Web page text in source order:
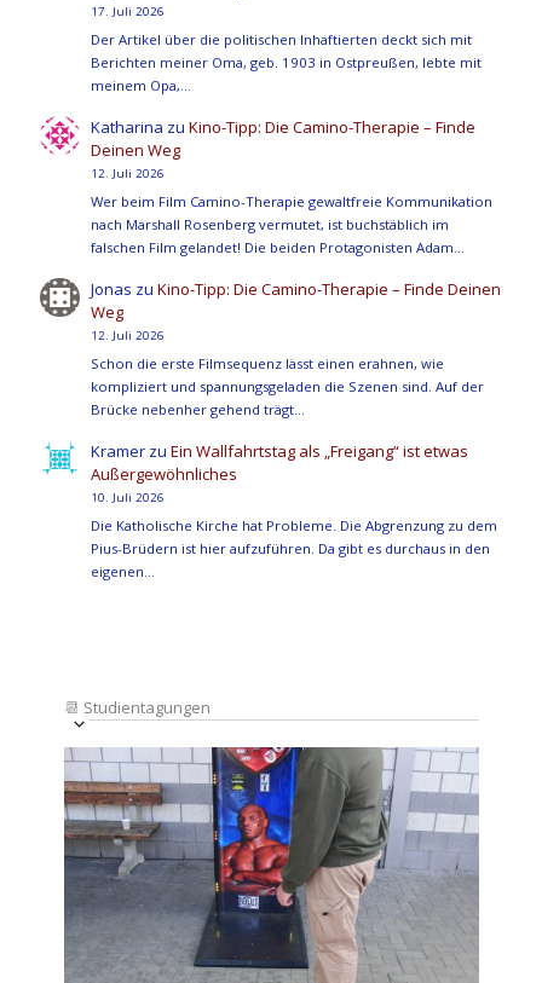
17. Juli 2026
Der Artikel über die politischen Inhaftierten deckt sich mit
Berichten meiner Oma, geb. 1903 in Ostpreußen, lebte mit
meinem Opa,…
Katharina zuKino-Tipp: Die Camino-Therapie – Finde
Deinen Weg
12. Juli 2026
Wer beim Film Camino-Therapie gewaltfreie Kommunikation
nach Marshall Rosenberg vermutet, ist buchstäblich im
falschen Film gelandet! Die beiden Protagonisten Adam…
Jonas zuKino-Tipp: Die Camino-Therapie – Finde Deinen
Weg
12. Juli 2026
Schon die erste Filmsequenz lässt einen erahnen, wie
kompliziert und spannungsgeladen die Szenen sind. Auf der
Brücke nebenher gehend trägt…
Kramer zuEin Wallfahrtstag als „Freigang“ ist etwas
Außergewöhnliches
10. Juli 2026
Die Katholische Kirche hat Probleme. Die Abgrenzung zu dem
Pius-Brüdern ist hier aufzuführen. Da gibt es durchaus in den
eigenen…
📆 Studientagungen
Ansichten-
Navigation
Veranstaltung
Ansichten-
Navigation
auswählen.
List
of
Veranstaltungen
in
Photo
View